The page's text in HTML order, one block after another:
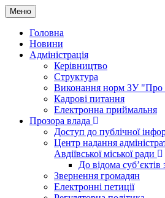
Меню
Головна
Новини
Адміністрація
Керівництво
Структура
Виконання норм ЗУ "Про
Кадрові питання
Електронна приймальня
Прозора влада
Доступ до публічної
Центр надання
Авдіївської міської ради
До відома суб’єктів
Звернення громадян
Електронні петиції